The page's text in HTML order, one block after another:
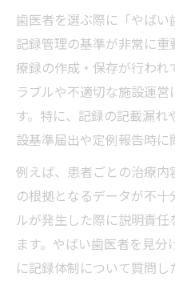
歯医者を選ぶ際に「やばい
記録管理の基準が非常に
療録の作成・保存が行わ
ラブルや不適切な施設運
す。特に、記録の記載漏
設基準届出や定例報告時に
例えば、患者ごとの治療
の根拠となるデータが不
ルが発生した際に説明責
ます。やばい歯医者を見
に記録体制について質問